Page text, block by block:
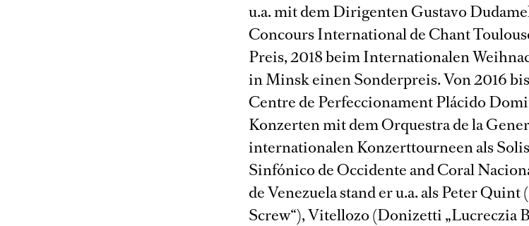
u.a. mit dem Dirigenten Gustavo
Concours International de Chant
Preis, 2018 beim Internationalen
in Minsk einen Sonderpreis. Von 2016
Centre de Perfeccionament Plácido
Konzerten mit dem Orquestra de la
internationalen Konzerttourneen als
Sinfónico de Occidente and Coral
de Venezuela stand er u.a. als Peter
Screw“), Vitellozo (Donizetti „Lucreczia